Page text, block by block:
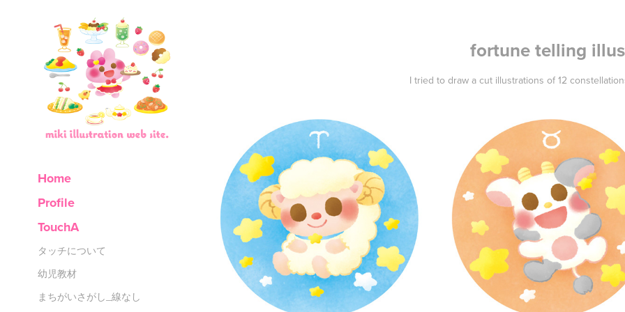
Home
Profile
TouchA
タッチについて
幼児教材
まちがいさがし_線なし
fortune telling